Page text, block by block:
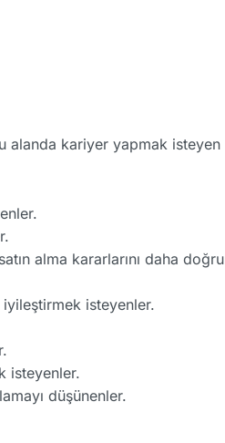
alanda kariyer yapmak isteyen
alma kararlarını daha doğru
iyileştirmek isteyenler.
isteyenler.
düşünenler.